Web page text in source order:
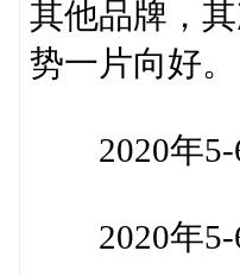
其他品牌，
势一片向好。
2020年5-6
2020年5-6